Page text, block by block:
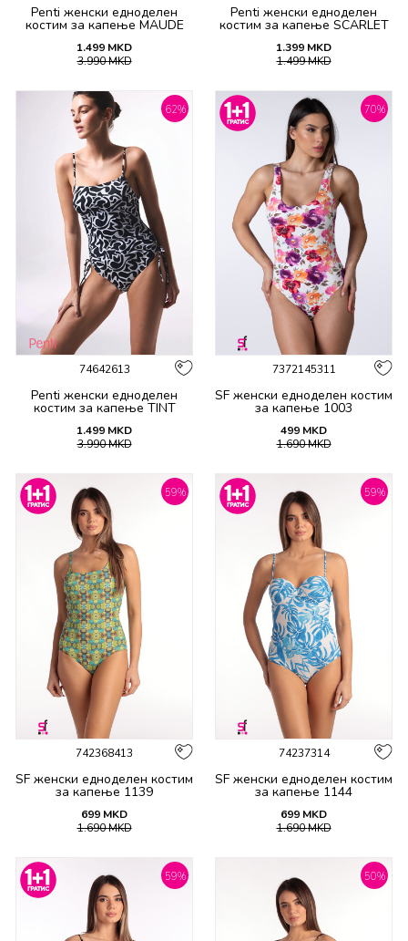
Penti женски едноделен
костим за капење MAUDE
1.499 MKD
3.990MKD
Penti женски едноделен
костим за капење SCARLET
1.399 MKD
1.499MKD
62%
74642613
Penti женски едноделен
костим за капење TINT
1.499 MKD
3.990MKD
70%
7372145311
SF женски едноделен костим
за капење 1003
499 MKD
1.690MKD
59%
742368413
SF женски едноделен костим
за капење 1139
699 MKD
1.690MKD
59%
74237314
SF женски едноделен костим
за капење 1144
699 MKD
1.690MKD
59% 50%